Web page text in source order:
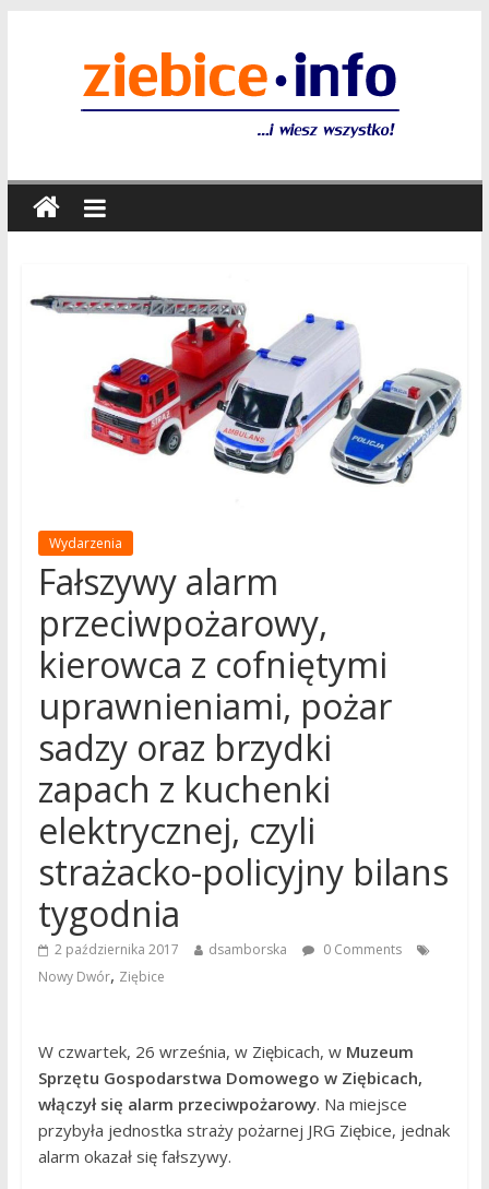
Wydarzenia
Fałszywy alarm
przeciwpożarowy,
kierowca z cofniętymi
uprawnieniami, pożar
sadzy oraz brzydki
zapach z kuchenki
elektrycznej, czyli
strażacko-policyjny bilans
tygodnia
2 października 2017 dsamborska
0 Comments
Nowy Dwór, Ziębice
W czwartek, 26 września, w Ziębicach, w Muzeum
Sprzętu Gospodarstwa Domowego w Ziębicach,
włączył się alarm przeciwpożarowy. Na miejsce
przybyła jednostka straży pożarnej JRG Ziębice, jednak
alarm okazał się fałszywy.